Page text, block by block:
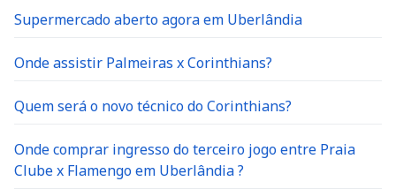
Supermercado aberto agora em Uberlândia
Onde assistir Palmeiras x Corinthians?
Quem será o novo técnico do Corinthians?
Onde comprar ingresso do terceiro jogo entre Praia
Clube x Flamengo em Uberlândia ?